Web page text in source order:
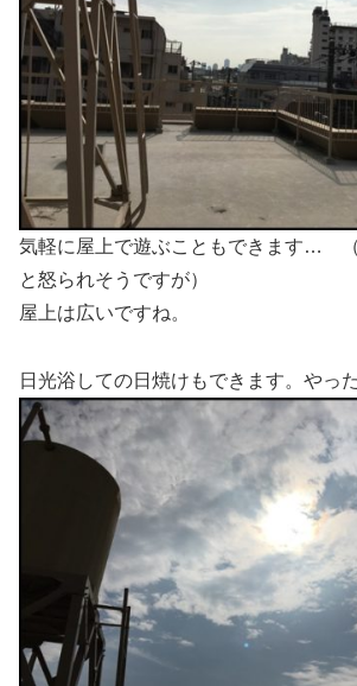
気軽に屋上で遊ぶこともできます…
と怒られそうですが）
屋上は広いですね。
日光浴しての日焼けもできます。やっ